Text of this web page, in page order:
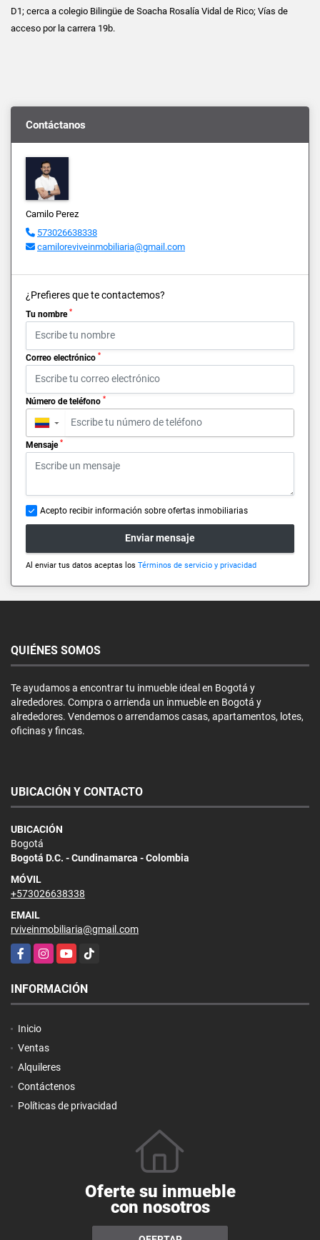
D1; cerca a colegio Bilingüe de Soacha Rosalía Vidal de Rico; Vías de
acceso por la carrera 19b.
Contáctanos
Camilo Perez
573026638338
camiloreviveinmobiliaria@gmail.com
¿Prefieres que te contactemos?
Tu nombre *
Correo electrónico *
Número de teléfono *
▼
Mensaje *
Acepto recibir información sobre ofertas inmobiliarias
Enviar mensaje
Al enviar tus datos aceptas los Términos de servicio y privacidad
QUIÉNES SOMOS
Te ayudamos a encontrar tu inmueble ideal en Bogotá y
alrededores. Compra o arrienda un inmueble en Bogotá y
alrededores. Vendemos o arrendamos casas, apartamentos, lotes,
oficinas y fincas.
UBICACIÓN Y CONTACTO
UBICACIÓN
Bogotá
Bogotá D.C. - Cundinamarca - Colombia
MÓVIL
+573026638338
EMAIL
rviveinmobiliaria@gmail.com
FacebookInstagramYouTubeTikTok
INFORMACIÓN
Inicio
Ventas
Alquileres
Contáctenos
Políticas de privacidad
Oferte su inmueble
con nosotros